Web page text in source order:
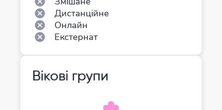
Дистанційне
Онлайн
Екстернат
Вікові групи